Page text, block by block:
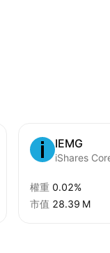
IEMG
權重 0.02%
市值 ‪28.39 M‬